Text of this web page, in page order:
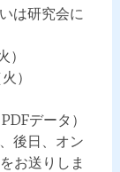
は研究会に
）
データ）
後日、オン
お送りしま